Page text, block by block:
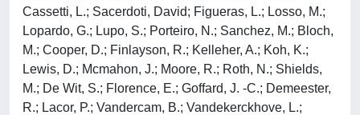
Cassetti, L.; Sacerdoti, David; Figueras, L.; Losso, M.;
Lopardo, G.; Lupo, S.; Porteiro, N.; Sanchez, M.; Bloch,
M.; Cooper, D.; Finlayson, R.; Kelleher, A.; Koh, K.;
Lewis, D.; Mcmahon, J.; Moore, R.; Roth, N.; Shields,
M.; De Wit, S.; Florence, E.; Goffard, J. -C.; Demeester,
R.; Lacor, P.; Vandercam, B.; Vandekerckhove, L.;